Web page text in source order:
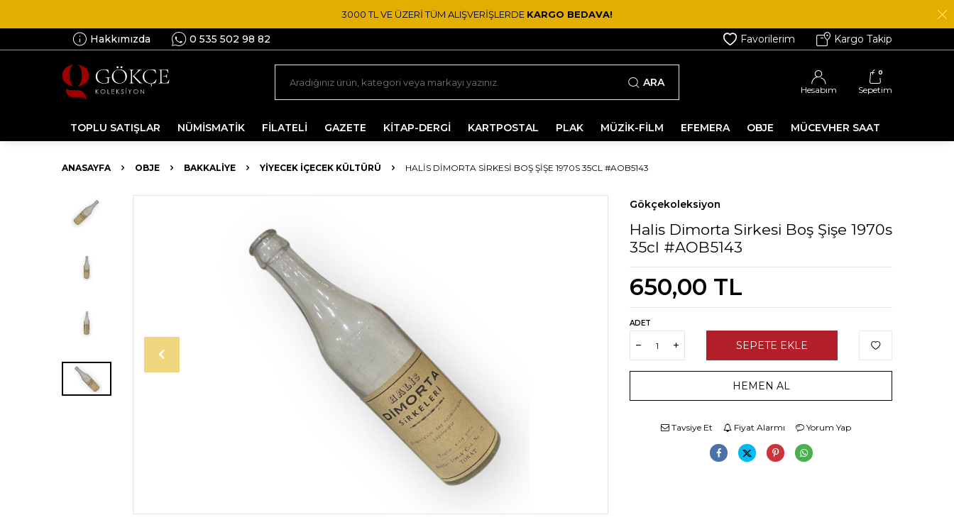
3000 TL VE ÜZERİ TÜM ALIŞVERİŞLERDE KARGO BEDAVA!
Hakkımızda 0 535 502 98 82 Favorilerim Kargo Takip
ARA
Hesabım
0
Sepetim
TOPLU SATIŞLAR NÜMİSMATİK FİLATELİ GAZETE KİTAP-DERGİ KARTPOSTAL PLAK MÜZİK-FİLM EFEMERA OBJE MÜCEVHER SAAT
ANASAYFA OBJE BAKKALIYE YIYECEK İÇECEK KÜLTÜRÜ HALIS DIMORTA SIRKESI BOŞ ŞIŞE 1970S 35CL #AOB5143
Gökçekoleksiyon
Halis Dimorta Sirkesi Boş Şişe 1970s
35cl #AOB5143
650,00 TL
ADET
SEPETE EKLE
HEMEN AL
Tavsiye Et Fiyat Alarmı Yorum Yap